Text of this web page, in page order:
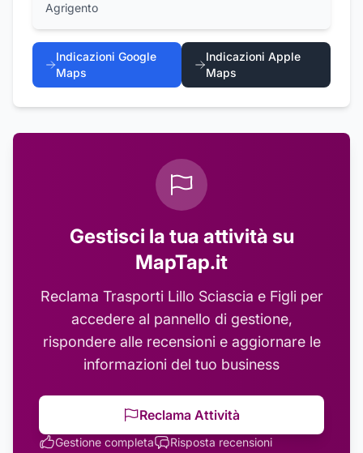
Agrigento
Indicazioni Google
Maps
Indicazioni Apple
Maps
Gestisci la tua attività su
MapTap.it
Reclama Trasporti Lillo Sciascia e Figliper
accedere al pannello di gestione,
rispondere alle recensioni e aggiornare le
informazioni del tuo business
Reclama Attività
Gestione completa Risposta recensioni